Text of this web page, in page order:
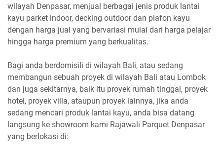
wilayah Denpasar, menjual berbagai jenis produk lantai
kayu parket indoor, decking outdoor dan plafon kayu
dengan harga jual yang bervariasi mulai dari harga pelajar
hingga harga premium yang berkualitas.
Bagi anda berdomisili di wilayah Bali, atau sedang
membangun sebuah proyek di wilayah Bali atau Lombok
dan juga sekitarnya, baik itu proyek rumah tinggal, proyek
hotel, proyek villa, ataupun proyek lainnya, jika anda
sedang mencari produk lantai kayu, anda bisa datang
langsung ke showroom kami Rajawali Parquet Denpasar
yang berlokasi di: